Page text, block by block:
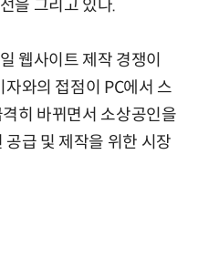
을 그리고 있다.
웹사이트 제작 경쟁이
와의 접점이 PC에서 스
히 바뀌면서 소상공인을
급 및 제작을 위한 시장